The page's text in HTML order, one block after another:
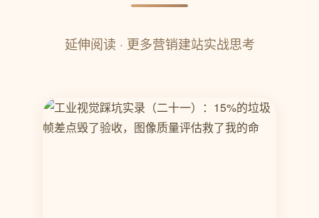
延伸阅读 · 更多营销建站实战思考